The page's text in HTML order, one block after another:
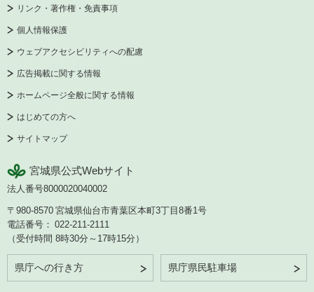
リンク・著作権・免責事項
個人情報保護
ウェブアクセシビリティへの配慮
広告掲載に関する情報
ホームページ全般に関する情報
はじめての方へ
サイトマップ
宮城県公式Webサイト
法人番号8000020040002
〒980-8570 宮城県仙台市青葉区本町3丁目8番1号
電話番号： 022-211-2111
（受付時間 8時30分～17時15分）
県庁への行き方 県庁県民駐車場